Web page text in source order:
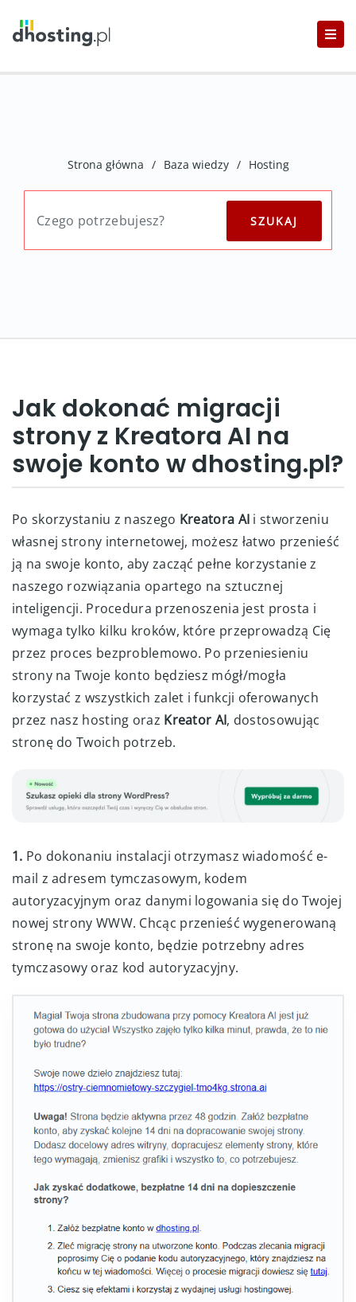
Strona główna / Baza wiedzy / Hosting
Jak dokonać migracji
strony z Kreatora AI na
swoje konto w dhosting.pl?
Po skorzystaniu z naszego Kreatora AI i stworzeniu
własnej strony internetowej, możesz łatwo przenieść
ją na swoje konto, aby zacząć pełne korzystanie z
naszego rozwiązania opartego na sztucznej
inteligencji. Procedura przenoszenia jest prosta i
wymaga tylko kilku kroków, które przeprowadzą Cię
przez proces bezproblemowo. Po przeniesieniu
strony na Twoje konto będziesz mógł/mogła
korzystać z wszystkich zalet i funkcji oferowanych
przez nasz hosting oraz Kreator AI, dostosowując
stronę do Twoich potrzeb.
1. Po dokonaniu instalacji otrzymasz wiadomość e-
mail z adresem tymczasowym, kodem
autoryzacyjnym oraz danymi logowania się do Twojej
nowej strony WWW. Chcąc przenieść wygenerowaną
stronę na swoje konto, będzie potrzebny adres
tymczasowy oraz kod autoryzacyjny.